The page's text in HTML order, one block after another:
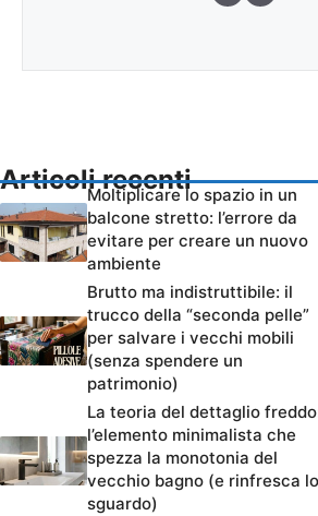
Articoli recenti
Moltiplicare lo spazio in un
balcone stretto: l’errore da
evitare per creare un nuovo
ambiente
Brutto ma indistruttibile: il
trucco della “seconda pelle”
per salvare i vecchi mobili
(senza spendere un
patrimonio)
La teoria del dettaglio
l’elemento minimalista che
spezza la monotonia del
vecchio bagno (e rinfresca lo
sguardo)